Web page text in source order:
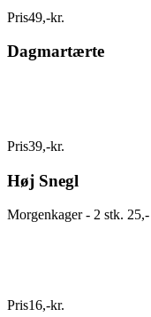
Pris49,-kr.
Dagmartærte
Pris39,-kr.
Høj Snegl
Morgenkager - 2 stk. 25,-
Pris16,-kr.